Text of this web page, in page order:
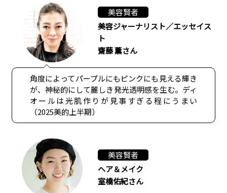
美容賢者
美容ジャーナリスト／エッセイス
ト
齋藤 薫さん
角度によってパープルにもピンクにも見える輝き
が、神秘的にして麗しき発光透明感を生む。ディ
オールは光肌作りが見事すぎる程にうまい
（2025美的上半期）
美容賢者
ヘア＆メイク
室橋佑紀さん